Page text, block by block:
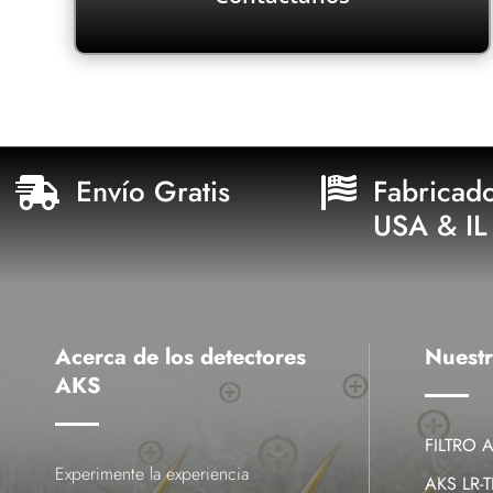
 Envío Gratis 
USA & IL
Acerca de los detectores
AKS
Experimente la experiencia
FILTRO
AKS LR-